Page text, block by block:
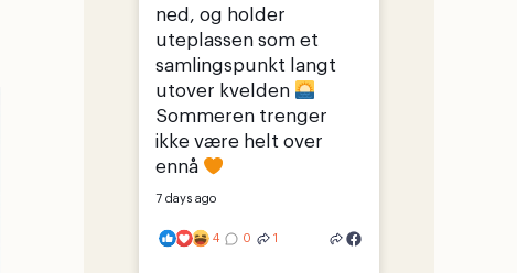
ned, og holder
uteplassen som et
samlingspunkt langt
utover kvelden
Sommeren trenger
ikke være helt over
ennå
7 days ago
4 0 1